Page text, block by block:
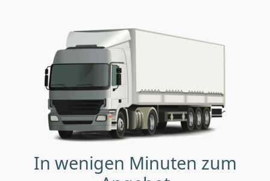
In wenigen Minuten zum